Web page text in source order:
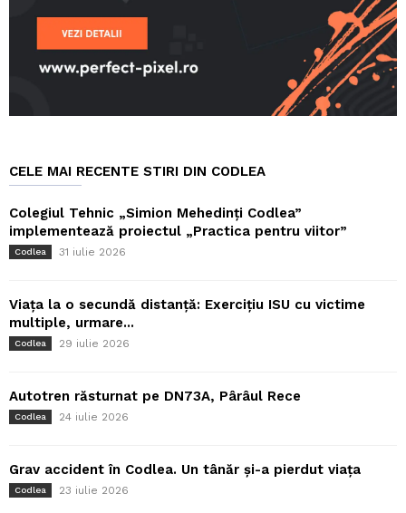
CELE MAI RECENTE STIRI DIN CODLEA
Colegiul Tehnic „Simion Mehedinți Codlea”
implementează proiectul „Practica pentru viitor”
Codlea 31 iulie 2026
Viața la o secundă distanță: Exercițiu ISU cu victime
multiple, urmare...
Codlea 29 iulie 2026
Autotren răsturnat pe DN73A, Pârâul Rece
Codlea 24 iulie 2026
Grav accident în Codlea. Un tânăr și-a pierdut viața
Codlea 23 iulie 2026